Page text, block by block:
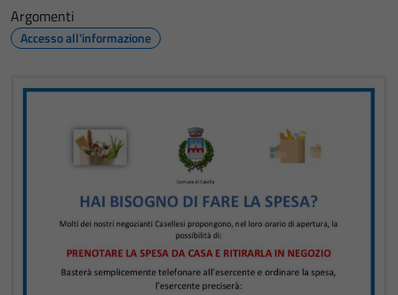
Argomenti
Accesso all'informazione